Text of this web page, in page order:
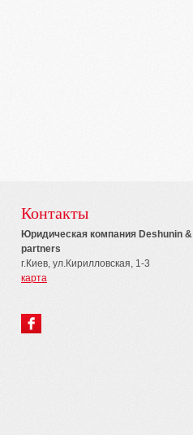
Контакты
Юридическая компания Deshunin &
partners
г.Киев, ул.Кирилловская, 1-3
карта